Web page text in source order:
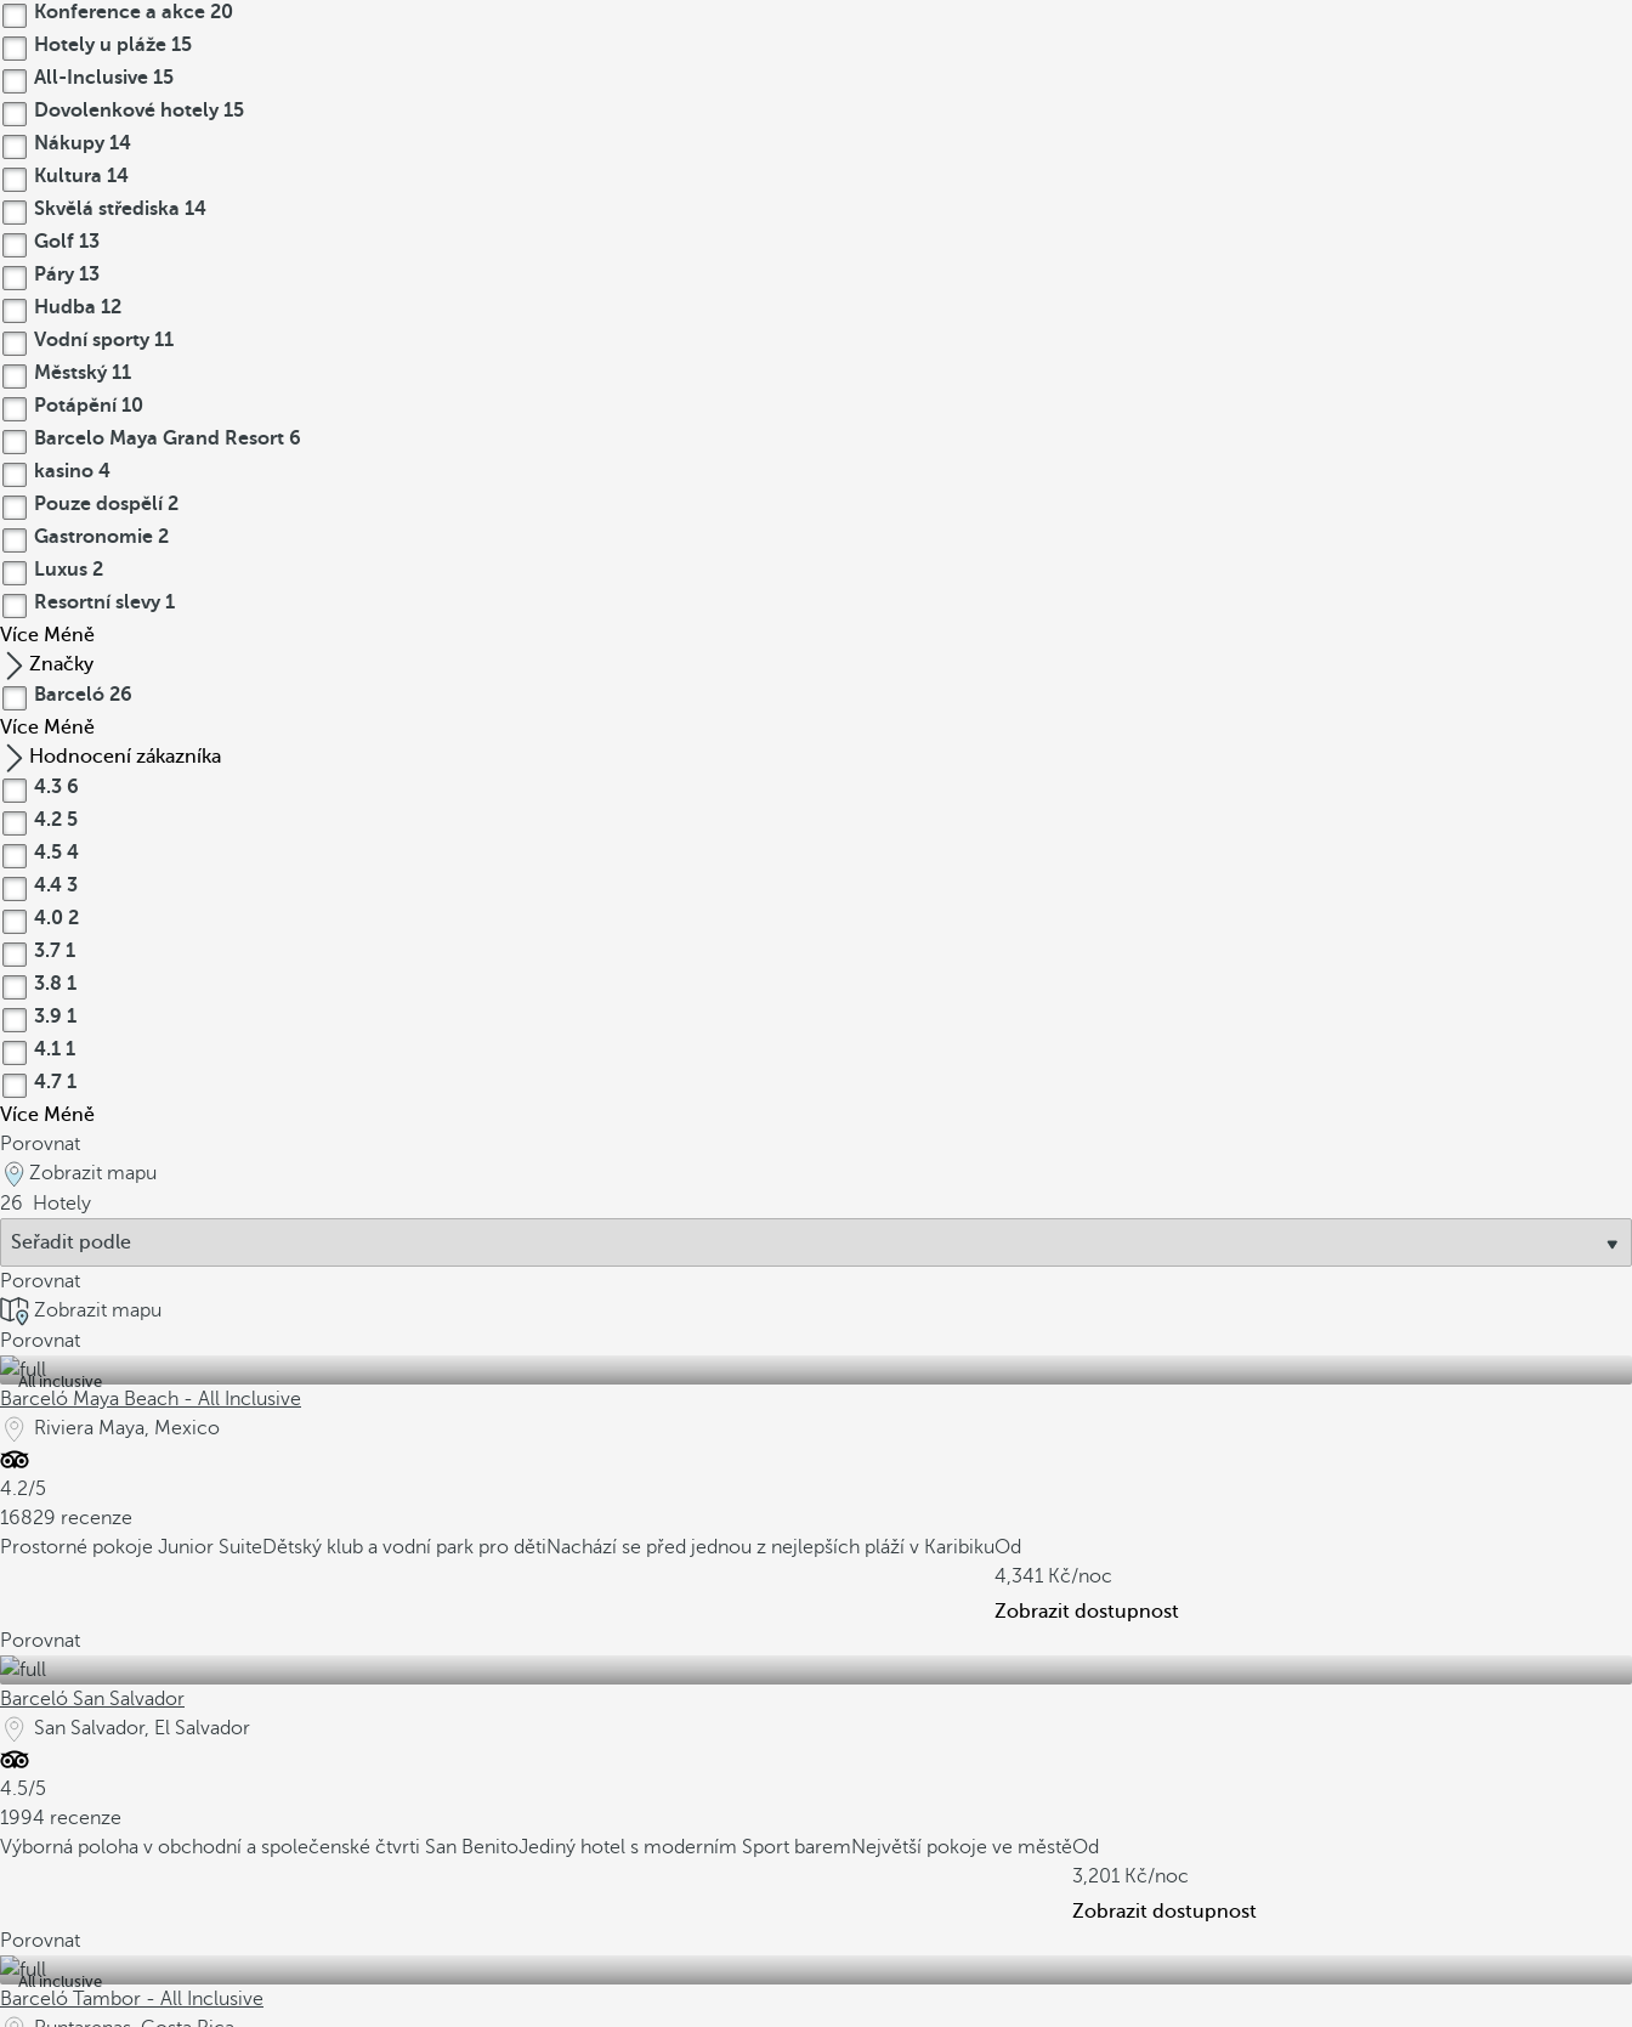
Konference a akce 20
Hotely u pláže 15
All-Inclusive 15
Dovolenkové hotely 15
Nákupy 14
Kultura 14
Skvělá střediska 14
Golf 13
Páry 13
Hudba 12
Vodní sporty 11
Městský 11
Potápění10
Barcelo Maya Grand Resort 6
kasino 4
Pouze dospělí2
Gastronomie 2
Luxus 2
Resortní slevy 1
Více Méně
Značky
Barceló 26
Více Méně
Hodnocení zákazníka
4.3 6
4.2 5
4.5 4
4.4 3
4.0 2
3.7 1
3.8 1
3.9 1
4.1 1
4.7 1
Více Méně
Porovnat
Zobrazit mapu
26
Hotely
Porovnat
Zobrazit mapu
Porovnat
All inclusive
Barceló Maya Beach - All Inclusive
Riviera Maya, Mexico
4.2/5
16829 recenze
Prostorné pokoje Junior SuiteDětský klub a vodní park pro dětiNachází se před jednou z nejlepších pláží v KaribikuOd
4,341
/noc
Zobrazit dostupnost
Porovnat
Barceló San Salvador
San Salvador, El Salvador
4.5/5
1994 recenze
Výborná poloha v obchodní a společenské čtvrti San BenitoJediný hotel s moderním Sport baremNejvětší pokoje ve městěOd
3,201
/noc
Zobrazit dostupnost
Porovnat
All inclusive
Barceló Tambor - All Inclusive